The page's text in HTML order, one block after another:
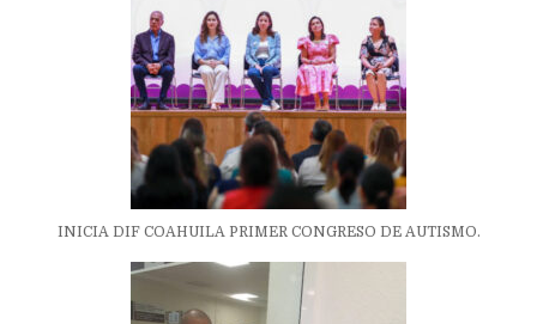
INICIA DIF COAHUILA PRIMER CONGRESO DE AUTISMO.